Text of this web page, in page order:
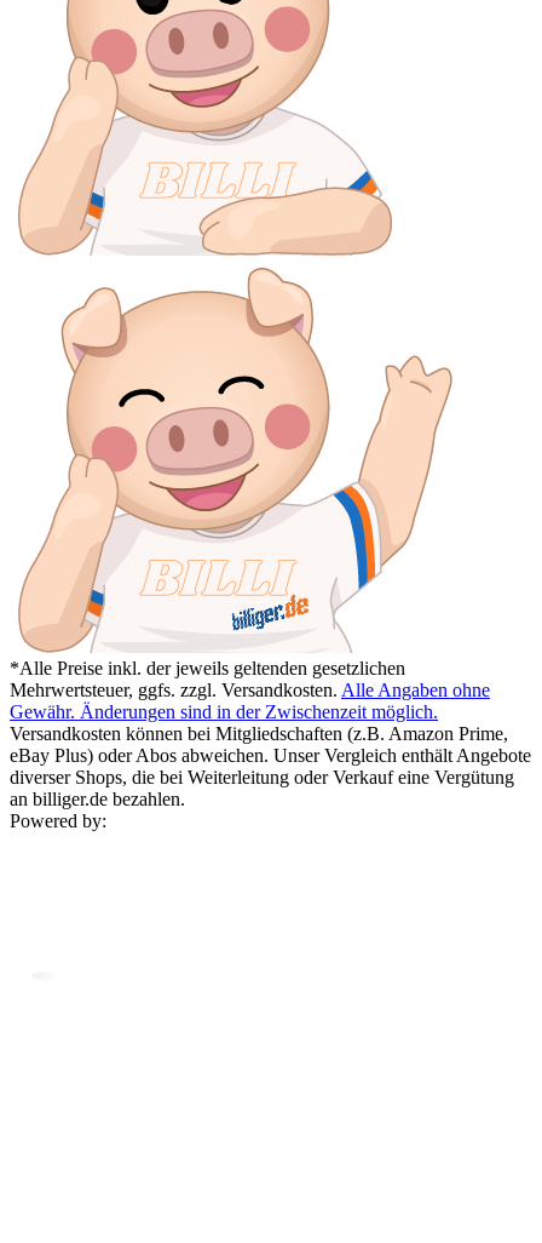
*Alle Preise inkl. der jeweils geltenden gesetzlichen
Mehrwertsteuer, ggfs. zzgl. Versandkosten. Alle Angaben ohne
Gewähr. Änderungen sind in der Zwischenzeit möglich.
Versandkosten können bei Mitgliedschaften (z.B. Amazon Prime,
eBay Plus) oder Abos abweichen. Unser Vergleich enthält Angebote
diverser Shops, die bei Weiterleitung oder Verkauf eine Vergütung
an billiger.de bezahlen.
Powered by: